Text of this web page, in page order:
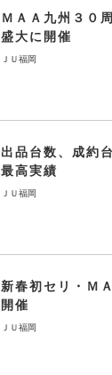
ＭＡＡ九州３０
盛大に開催
ＪＵ福岡
出品台数、成約
最高実績
ＪＵ福岡
新春初セリ・Ｍ
開催
ＪＵ福岡